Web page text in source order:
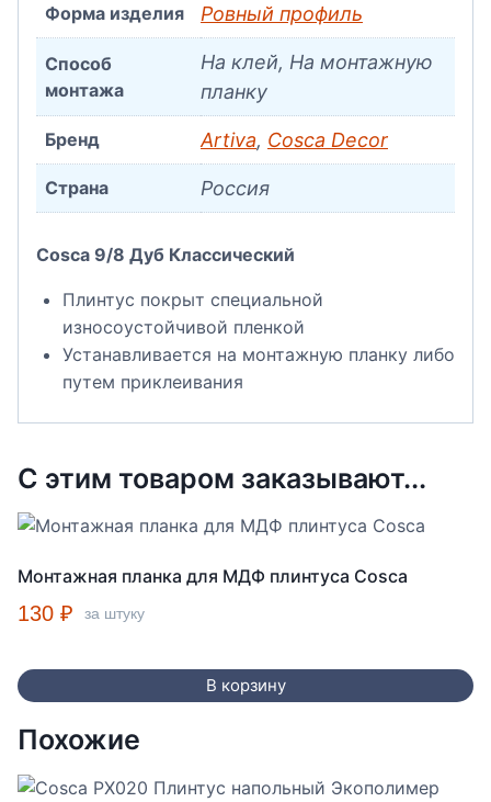
Форма изделия Ровный профиль
Способ
монтажа
На клей, На монтажную
планку
Бренд Artiva, Cosca Decor
Страна Россия
Cosca 9/8 Дуб Классический
Плинтус покрыт специальной
износоустойчивой пленкой
Устанавливается на монтажную планку либо
путем приклеивания
С этим товаром заказывают...
Монтажная планка для МДФ плинтуса Cosca
130 ₽ за штуку
В корзину
Похожие